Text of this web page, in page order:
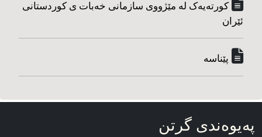
کورته‌یه‌ک له مێژووی سازمانی خه‌بات ی کوردستانی
ئێران
پێناسه‌
په‌یوه‌ندی گرتن